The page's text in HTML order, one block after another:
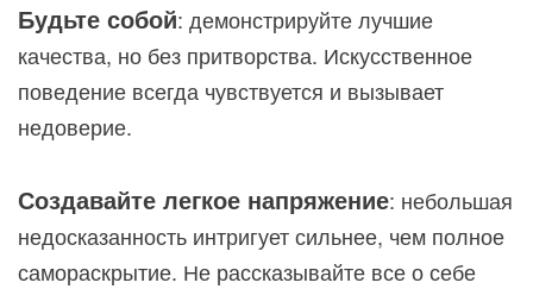
Будьте собой: демонстрируйте лучшие
качества, но без притворства. Искусственное
поведение всегда чувствуется и вызывает
недоверие.
Создавайте легкое напряжение: небольшая
недосказанность интригует сильнее, чем полное
самораскрытие. Не рассказывайте все о себе